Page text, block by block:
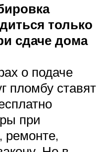
только
сдаче дома
о подаче
пломбу ставят
при
ремонте,